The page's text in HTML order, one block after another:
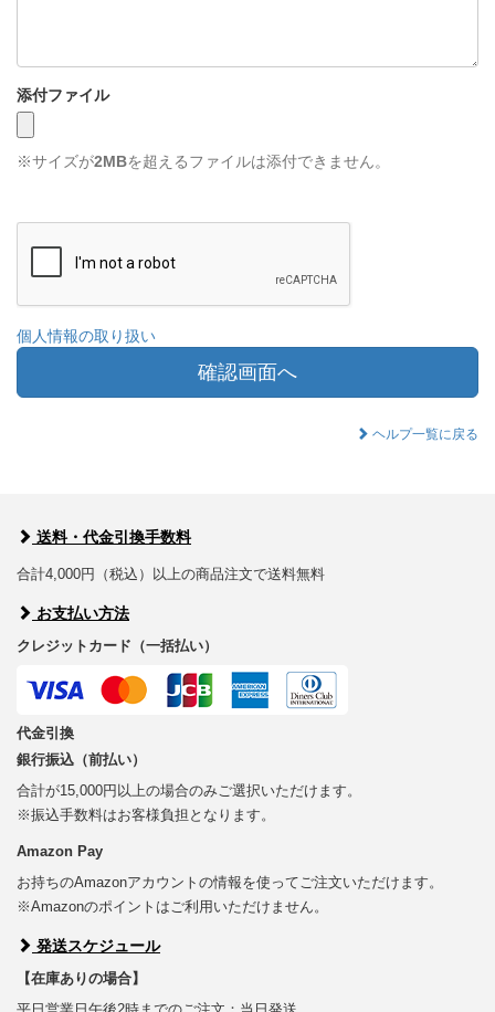
添付ファイル
※サイズが2MBを超えるファイルは添付できません。
個人情報の取り扱い
確認画面へ
ヘルプ一覧に戻る
送料・代金引換手数料
合計4,000円（税込）以上の商品注文で送料無料
お支払い方法
クレジットカード（一括払い）
代金引換
銀行振込（前払い）
合計が15,000円以上の場合のみご選択いただけます。
※振込手数料はお客様負担となります。
Amazon Pay
お持ちのAmazonアカウントの情報を使ってご注文いただけます。
※Amazonのポイントはご利用いただけません。
発送スケジュール
【在庫ありの場合】